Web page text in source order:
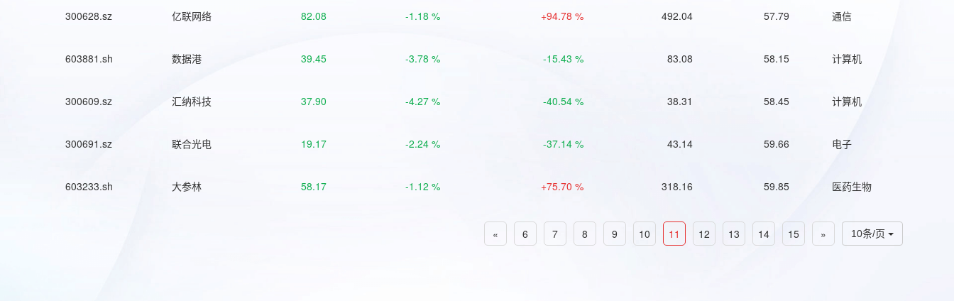
300628.sz 亿联网络 82.08 -1.18 % +94.78 % 492.04 57.79 通信
603881.sh 数据港 39.45 -3.78 % -15.43 % 83.08 58.15 计算机
300609.sz 汇纳科技 37.90 -4.27 % -40.54 % 38.31 58.45 计算机
300691.sz 联合光电 19.17 -2.24 % -37.14 % 43.14 59.66 电子
603233.sh 大参林 58.17 -1.12 % +75.70 % 318.16 59.85 医药生物
10条/页
« 6 7 8 9 10 11 12 13 14 15 »